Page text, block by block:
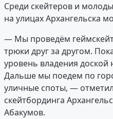
Среди скейтеров и
на улицах Архангельска
— Мы проведём
трюки друг за другом.
уровень владения доской
Дальше мы поедем по
уличные споты, —
скейтбординга
Абакумов.